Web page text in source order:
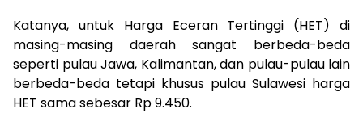
Katanya, untuk Harga Eceran Tertinggi (HET) di
masing-masing daerah sangat berbeda-beda
seperti pulau Jawa, Kalimantan, dan pulau-pulau lain
berbeda-beda tetapi khusus pulau Sulawesi harga
HET sama sebesar Rp 9.450.